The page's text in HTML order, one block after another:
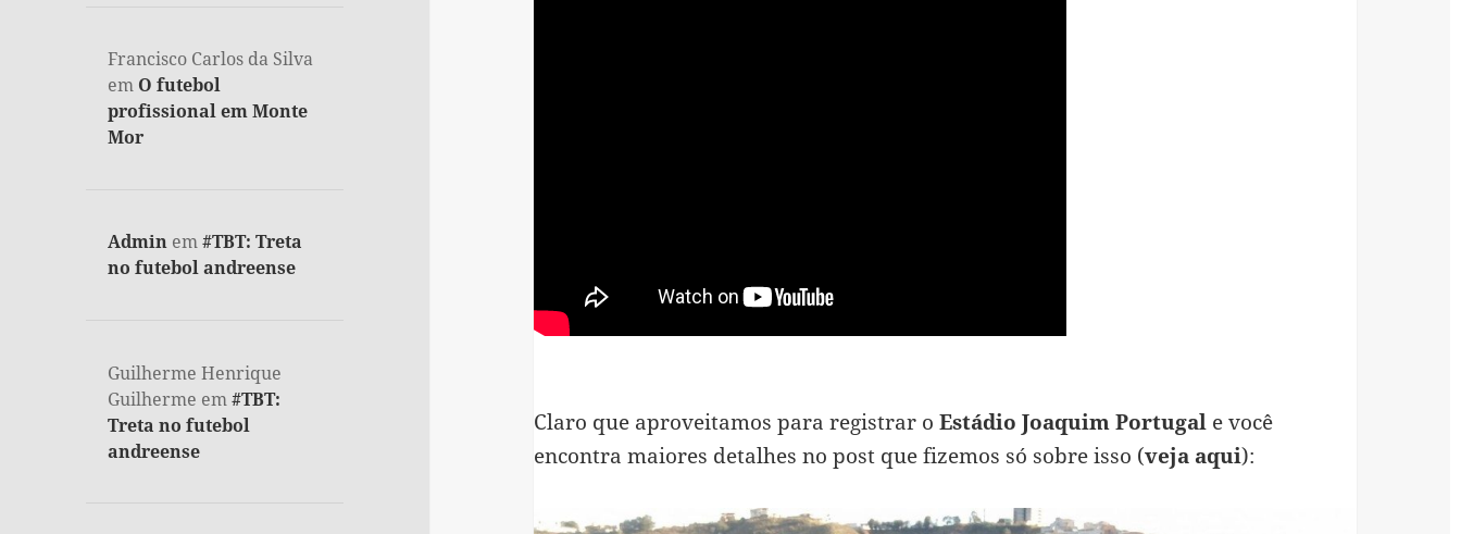
Francisco Carlos da Silva
em O futebol
profissional em Monte
Mor
Admin em#TBT: Treta
no futebol andreense
Guilherme Henrique
Guilherme em#TBT:
Treta no futebol
andreense
Claro que aproveitamos para registrar o Estádio Joaquim Portugal e você
encontra maiores detalhes no post que fizemos só sobre isso (veja aqui):